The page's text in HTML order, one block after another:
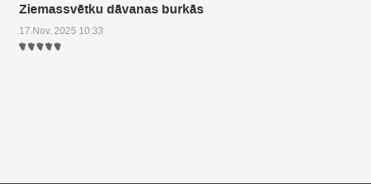
Ziemassvētku dāvanas burkās
17.Nov, 2025 10:33